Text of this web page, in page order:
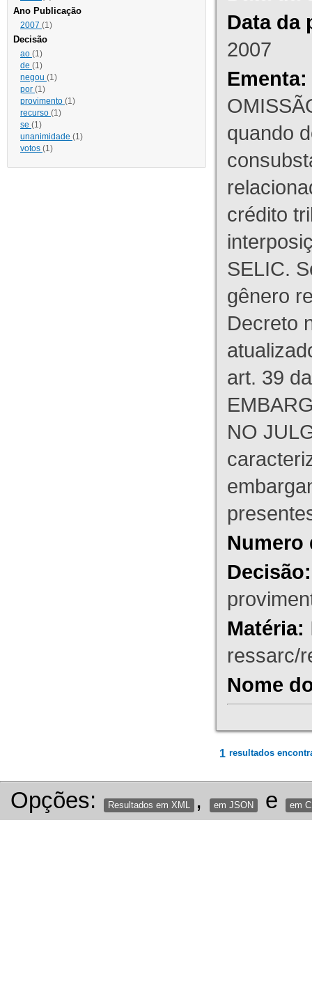
Ano Publicação
2007 (1)
Decisão
ao (1)
de (1)
negou (1)
por (1)
provimento (1)
recurso (1)
se (1)
unanimidade (1)
votos (1)
Data da
2007
Ementa:
quando
crédito
SELIC.
gênero
Decreto
art. 39
NO
Numero
Decisão:
Matéria:
ressarc/
Nome
1 resultados
Opções: Resultados em XML , em JSON e em